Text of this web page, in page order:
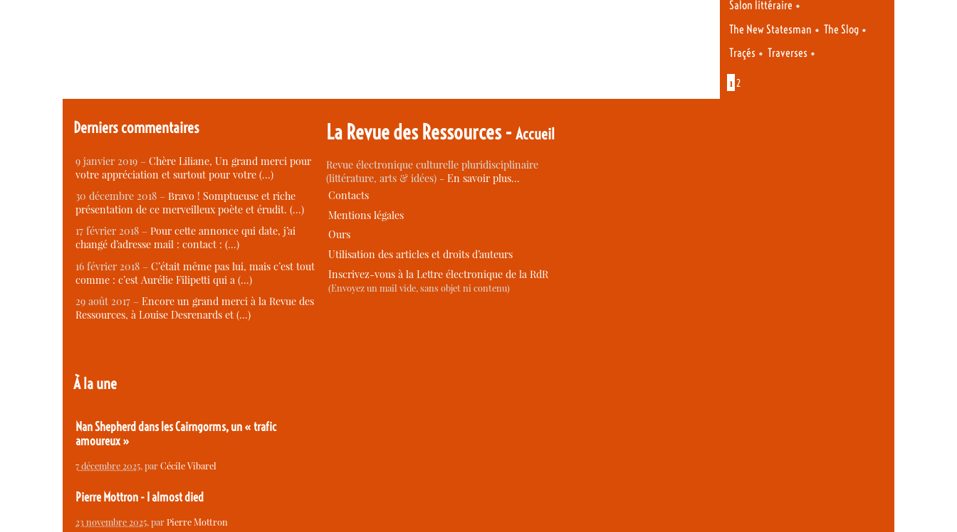
Salon littéraire •
The New Statesman • The Slog •
Traçés • Traverses •
1 2
Derniers commentaires
9 janvier 2019 – Chère Liliane, Un grand merci pour
votre appréciation et surtout pour votre (…)
30 décembre 2018 – Bravo ! Somptueuse et riche
présentation de ce merveilleux poète et érudit. (…)
17 février 2018 – Pour cette annonce qui date, j’ai
changé d’adresse mail : contact : (…)
16 février 2018 – C’était même pas lui, mais c’est tout
comme : c’est Aurélie Filipetti qui a (…)
29 août 2017 – Encore un grand merci à la Revue des
Ressources, à Louise Desrenards et (…)
À la une
Nan Shepherd dans les Cairngorms, un « trafic
amoureux »
7 décembre 2025, parCécile Vibarel
Pierre Mottron - I almost died
23 novembre 2025, parPierre Mottron
La Revue des Ressources -Accueil
Revue électronique culturelle pluridisciplinaire
(littérature, arts & idées) -En savoir plus…
Contacts
Mentions légales
Ours
Utilisation des articles et droits d’auteurs
Inscrivez-vous à la Lettre électronique de la RdR
(Envoyez un mail vide, sans objet ni contenu)